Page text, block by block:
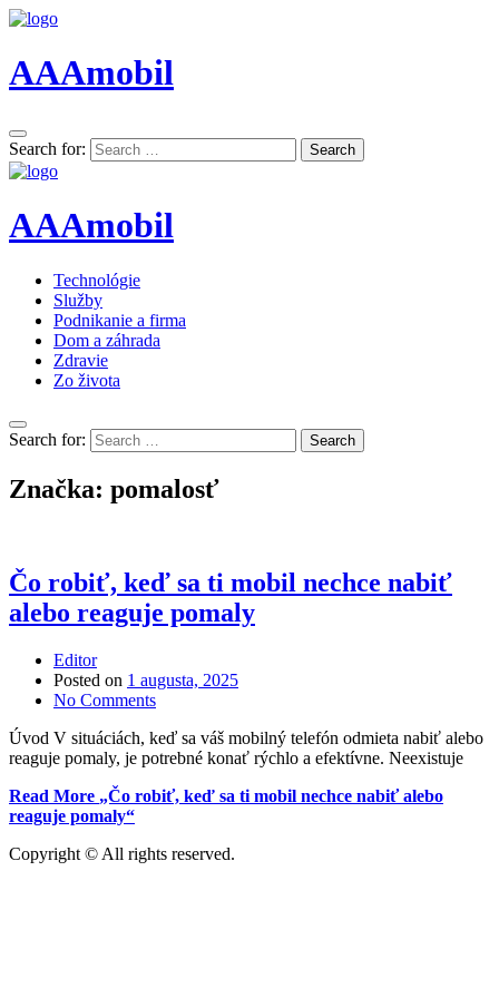
AAAmobil
Search for: Search
AAAmobil
Technológie
Služby
Podnikanie a firma
Dom a záhrada
Zdravie
Zo života
Search for: Search
Značka: pomalosť
Čo robiť, keď sa ti mobil nechce nabiť
alebo reaguje pomaly
Editor
Posted on 1 augusta, 2025
No Comments
Úvod V situáciách, keď sa váš mobilný telefón odmieta nabiť alebo
reaguje pomaly, je potrebné konať rýchlo a efektívne. Neexistuje
Read More „Čo robiť, keď sa ti mobil nechce nabiť alebo
reaguje pomaly“
Copyright © All rights reserved.